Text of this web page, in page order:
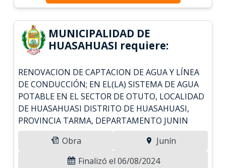
MUNICIPALIDAD DE
HUASAHUASI requiere:
RENOVACION DE CAPTACION DE AGUA Y LÍNEA
DE CONDUCCIÓN; EN EL(LA) SISTEMA DE AGUA
POTABLE EN EL SECTOR DE OTUTO, LOCALIDAD
DE HUASAHUASI DISTRITO DE HUASAHUASI,
PROVINCIA TARMA, DEPARTAMENTO JUNIN
Obra
Junín
Finalizó el 06/08/2024